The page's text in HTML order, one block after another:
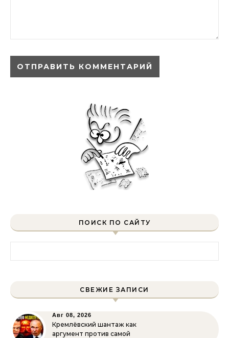
ПОИСК ПО САЙТУ
СВЕЖИЕ ЗАПИСИ
Авг 08, 2026
Кремлёвский шантаж как
аргумент против самой